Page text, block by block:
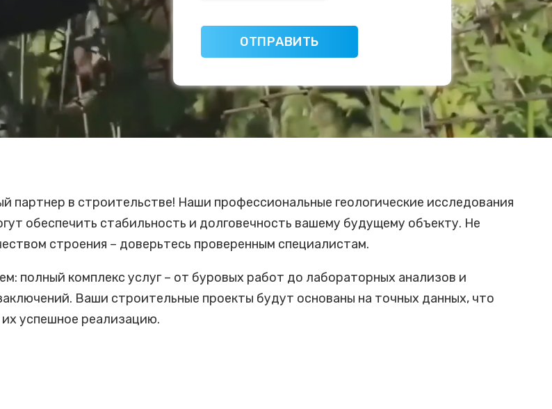
партнер в строительстве! Наши профессиональные геологические исследования
обеспечить стабильность и долговечность вашему будущему объекту. Не
строения – доверьтесь проверенным специалистам.
полный комплекс услуг – от буровых работ до лабораторных анализов и
Ваши строительные проекты будут основаны на точных данных, что
их успешное реализацию.